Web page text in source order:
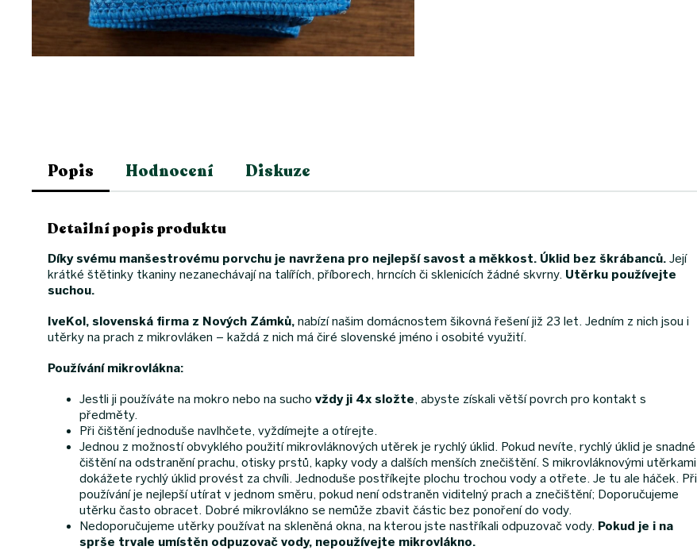
Popis Hodnocení Diskuze
Detailní popis produktu
Díky svému manšestrovému porvchu je navržena pro nejlepší savost a měkkost. Úklid bez škrábanců. Její
krátké štětinky tkaniny nezanechávají na talířích, příborech, hrncích či sklenicích žádné skvrny. Utěrku používejte
suchou.
IveKol, slovenská firma z Nových Zámků, nabízí našim domácnostem šikovná řešení již 23 let. Jedním z nich jsou i
utěrky na prach z mikrovláken – každá z nich má čiré slovenské jméno i osobité využití.
Používání mikrovlákna:
Jestli ji používáte na mokro nebo na sucho vždy ji 4x složte , abyste získali větší povrch pro kontakt s
předměty.
Při čištění jednoduše navlhčete, vyždímejte a otírejte.
Jednou z možností obvyklého použití mikrovláknových utěrek je rychlý úklid. Pokud nevíte, rychlý úklid je snadné
čištění na odstranění prachu, otisky prstů, kapky vody a dalších menších znečištění. S mikrovláknovými utěrkami
dokážete rychlý úklid provést za chvíli. Jednoduše postříkejte plochu trochou vody a otřete. Je tu ale háček. Při
používání je nejlepší utírat v jednom směru, pokud není odstraněn viditelný prach a znečištění; Doporučujeme
utěrku často obracet. Dobré mikrovlákno se nemůže zbavit částic bez ponoření do vody.
Nedoporučujeme utěrky používat na skleněná okna, na kterou jste nastříkali odpuzovač vody. Pokud je i na
sprše trvale umístěn odpuzovač vody, nepoužívejte mikrovlákno.